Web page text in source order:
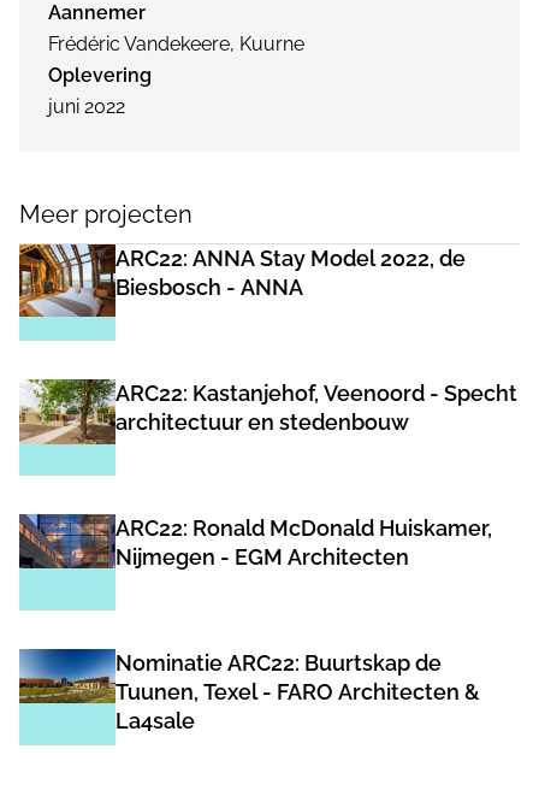
Aannemer
Frédéric Vandekeere, Kuurne
Oplevering
juni 2022
Meer projecten
ARC22: ANNA Stay Model 2022, de
Biesbosch - ANNA
ARC22: Kastanjehof, Veenoord - Specht
architectuur en stedenbouw
ARC22: Ronald McDonald Huiskamer,
Nijmegen - EGM Architecten
Nominatie ARC22: Buurtskap de
Tuunen, Texel - FARO Architecten &
La4sale